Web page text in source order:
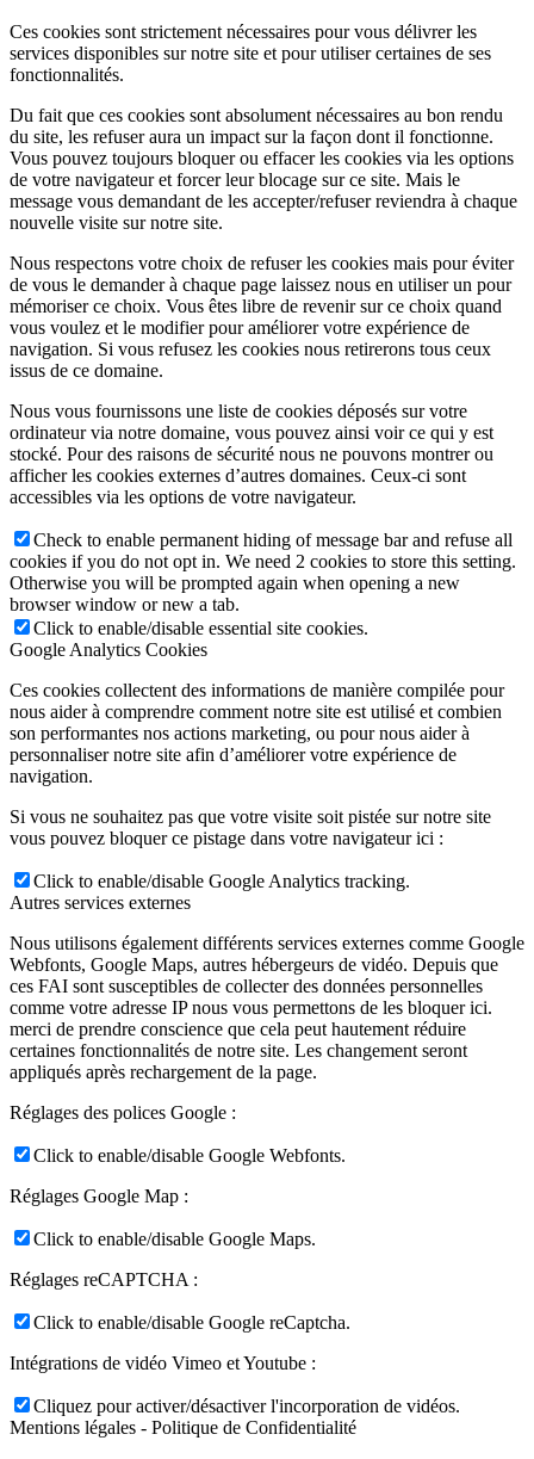
Ces cookies sont strictement nécessaires pour vous délivrer les
services disponibles sur notre site et pour utiliser certaines de ses
fonctionnalités.
Du fait que ces cookies sont absolument nécessaires au bon rendu
du site, les refuser aura un impact sur la façon dont il fonctionne.
Vous pouvez toujours bloquer ou effacer les cookies via les options
de votre navigateur et forcer leur blocage sur ce site. Mais le
message vous demandant de les accepter/refuser reviendra à chaque
nouvelle visite sur notre site.
Nous respectons votre choix de refuser les cookies mais pour éviter
de vous le demander à chaque page laissez nous en utiliser un pour
mémoriser ce choix. Vous êtes libre de revenir sur ce choix quand
vous voulez et le modifier pour améliorer votre expérience de
navigation. Si vous refusez les cookies nous retirerons tous ceux
issus de ce domaine.
Nous vous fournissons une liste de cookies déposés sur votre
ordinateur via notre domaine, vous pouvez ainsi voir ce qui y est
stocké. Pour des raisons de sécurité nous ne pouvons montrer ou
afficher les cookies externes d’autres domaines. Ceux-ci sont
accessibles via les options de votre navigateur.
Check to enable permanent hiding of message bar and refuse all
cookies if you do not opt in. We need 2 cookies to store this setting.
Otherwise you will be prompted again when opening a new
browser window or new a tab.
Click to enable/disable essential site cookies.
Google Analytics Cookies
Ces cookies collectent des informations de manière compilée pour
nous aider à comprendre comment notre site est utilisé et combien
son performantes nos actions marketing, ou pour nous aider à
personnaliser notre site afin d’améliorer votre expérience de
navigation.
Si vous ne souhaitez pas que votre visite soit pistée sur notre site
vous pouvez bloquer ce pistage dans votre navigateur ici :
Click to enable/disable Google Analytics tracking.
Autres services externes
Nous utilisons également différents services externes comme Google
Webfonts, Google Maps, autres hébergeurs de vidéo. Depuis que
ces FAI sont susceptibles de collecter des données personnelles
comme votre adresse IP nous vous permettons de les bloquer ici.
merci de prendre conscience que cela peut hautement réduire
certaines fonctionnalités de notre site. Les changement seront
appliqués après rechargement de la page.
Réglages des polices Google :
Click to enable/disable Google Webfonts.
Réglages Google Map :
Click to enable/disable Google Maps.
Réglages reCAPTCHA :
Click to enable/disable Google reCaptcha.
Intégrations de vidéo Vimeo et Youtube :
Cliquez pour activer/désactiver l'incorporation de vidéos.
Mentions légales - Politique de Confidentialité